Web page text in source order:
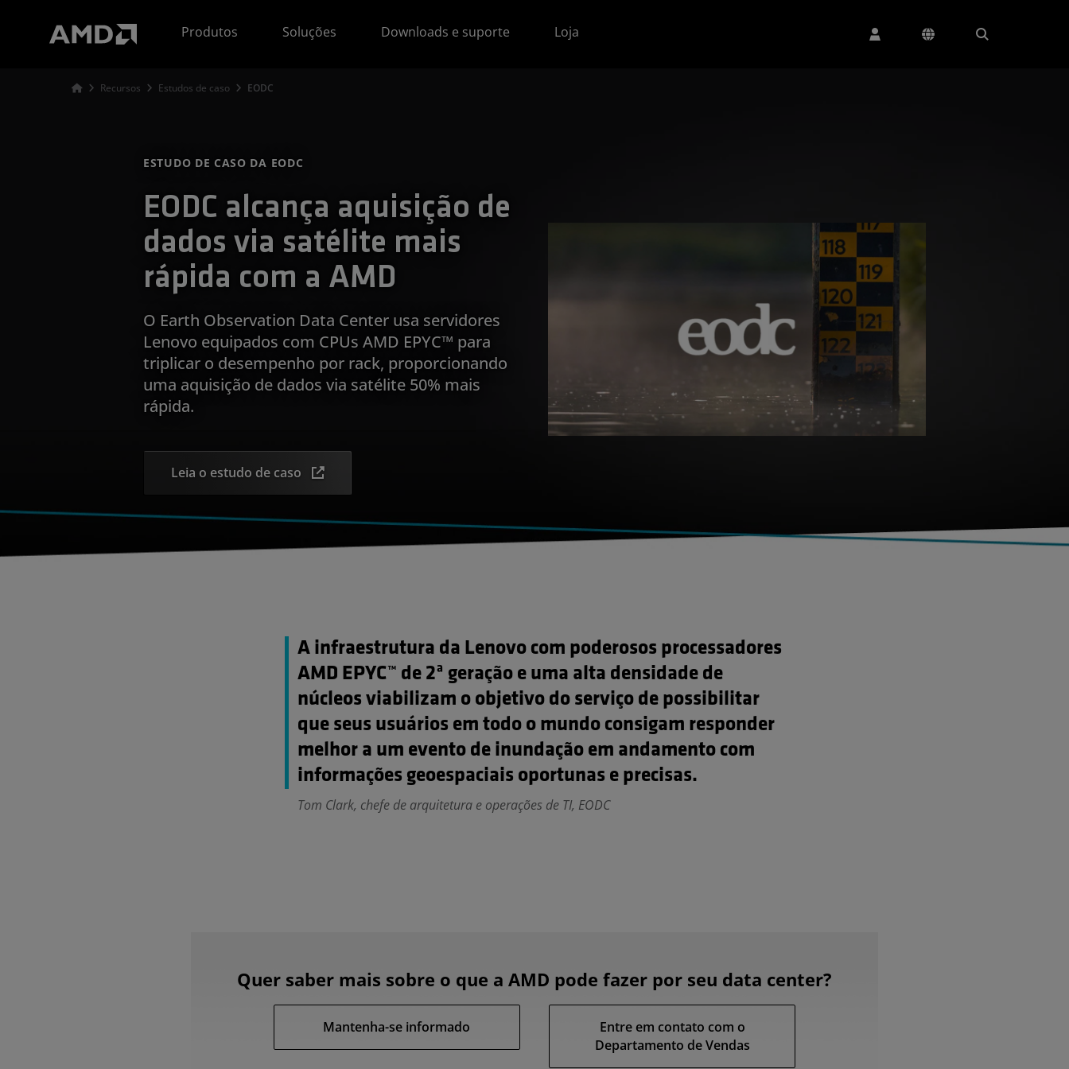
Produtos
Soluções Downloads e suporte Loja
Recursos Estudos de caso EODC
ESTUDO DE CASO DA EODC
EODC alcança aquisição de
dados via satélite mais
rápida com a AMD
O Earth Observation Data Center usa servidores
Lenovo equipados com CPUs AMD EPYC™ para
triplicar o desempenho por rack, proporcionando
uma aquisição de dados via satélite 50% mais
rápida.
Leia o estudo de caso
A infraestrutura da Lenovo com poderosos processadores
AMD EPYC™ de 2ª geração e uma alta densidade de
núcleos viabilizam o objetivo do serviço de possibilitar
que seus usuários em todo o mundo consigam responder
melhor a um evento de inundação em andamento com
informações geoespaciais oportunas e precisas.
Tom Clark, chefe de arquitetura e operações de TI, EODC
Quer saber mais sobre o que a AMD pode fazer por seu data center?
Mantenha-se informado
Entre em contato com o
Departamento de Vendas